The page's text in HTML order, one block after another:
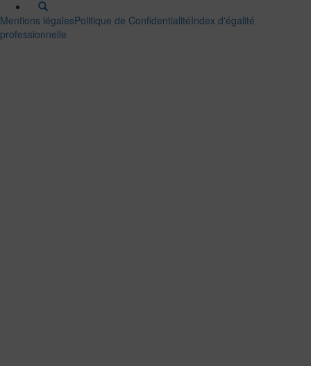
Mentions légalesPolitique de ConfidentialitéIndex d'égalité
professionnelle